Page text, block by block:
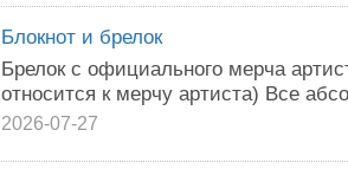
Блокнот и брелок
Брелок с официального мерча
относится к мерчу артиста) Все
2026-07-27